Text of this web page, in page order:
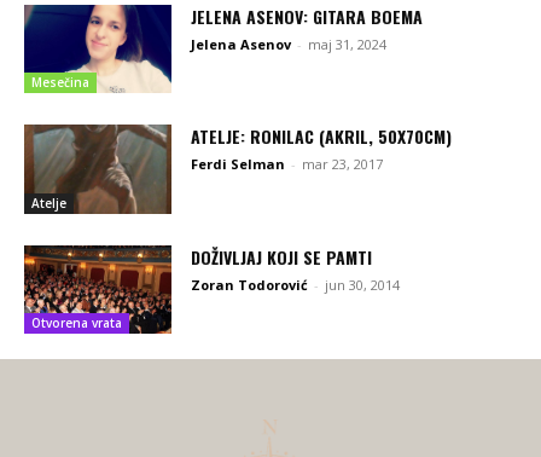
Mesečina
JELENA ASENOV: GITARA BOEMA
Jelena Asenov - maj 31, 2024
Atelje
ATELJE: RONILAC (AKRIL, 50X70CM)
Ferdi Selman - mar 23, 2017
Otvorena vrata
DOŽIVLJAJ KOJI SE PAMTI
Zoran Todorović - jun 30, 2014